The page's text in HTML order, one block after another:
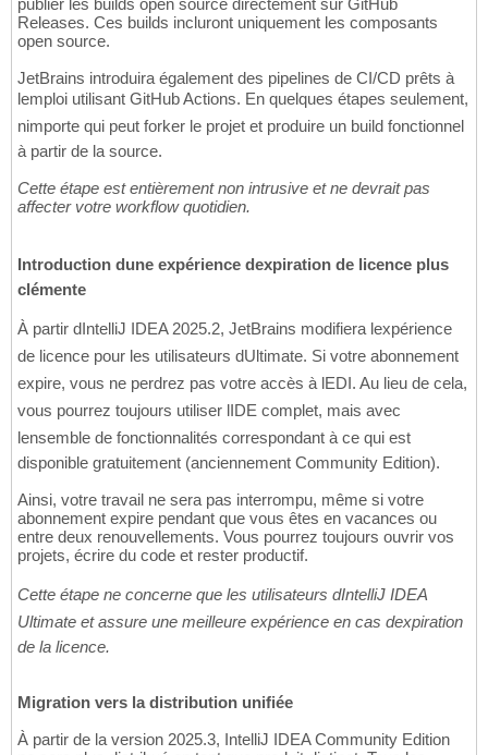
publier les builds open source directement sur GitHub
Releases. Ces builds incluront uniquement les composants
open source.
JetBrains introduira également des pipelines de CI/CD prêts à
lemploi utilisant GitHub Actions. En quelques étapes seulement,
nimporte qui peut forker le projet et produire un build fonctionnel
à partir de la source.
Cette étape est entièrement non intrusive et ne devrait pas
affecter votre workflow quotidien.
Introduction dune expérience dexpiration de licence plus
clémente
À partir dIntelliJ IDEA 2025.2, JetBrains modifiera lexpérience
de licence pour les utilisateurs dUltimate. Si votre abonnement
expire, vous ne perdrez pas votre accès à lEDI. Au lieu de cela,
vous pourrez toujours utiliser lIDE complet, mais avec
lensemble de fonctionnalités correspondant à ce qui est
disponible gratuitement (anciennement Community Edition).
Ainsi, votre travail ne sera pas interrompu, même si votre
abonnement expire pendant que vous êtes en vacances ou
entre deux renouvellements. Vous pourrez toujours ouvrir vos
projets, écrire du code et rester productif.
Cette étape ne concerne que les utilisateurs dIntelliJ IDEA
Ultimate et assure une meilleure expérience en cas dexpiration
de la licence.
Migration vers la distribution unifiée
À partir de la version 2025.3, IntelliJ IDEA Community Edition